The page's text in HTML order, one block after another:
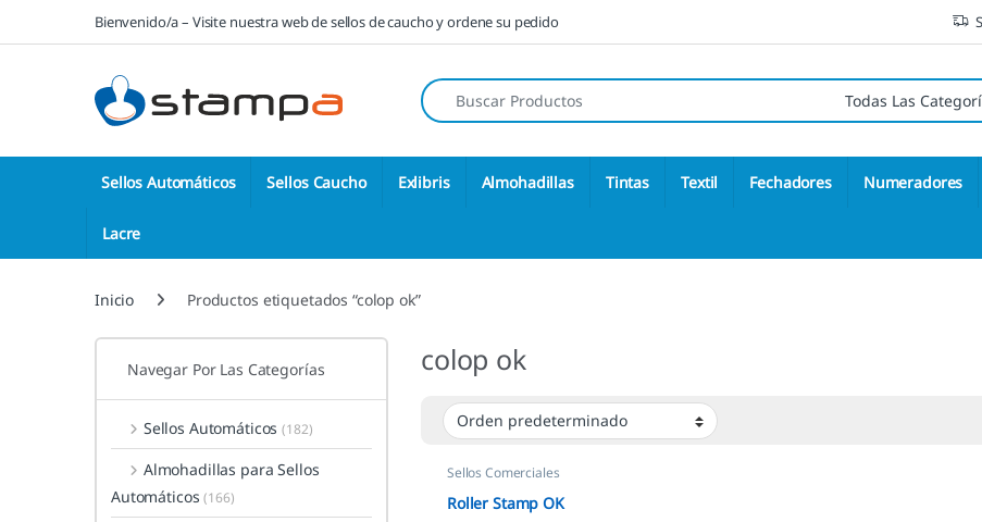
Saltar a la navegación
Saltar al contenidoBienvenido/a – Visite nuestra web de sellos de caucho y ordene su pedido
Búsqueda de:
Sellos Automáticos Sellos Caucho Exlibris Almohadillas Tintas Textil Fechadores Numeradores
Lacre
Inicio Productos etiquetados “colop ok”
colop ok
Sellos Comerciales
Roller Stamp OK
Navegar Por Las Categorías
Sellos Automáticos(182)
Almohadillas para Sellos
Automáticos(166)